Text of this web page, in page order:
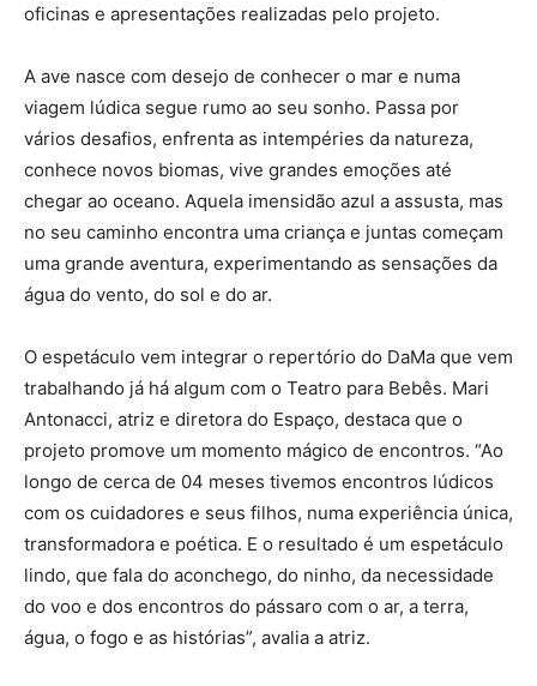
oficinas e apresentações realizadas pelo projeto.
A ave nasce com desejo de conhecer o mar e numa
viagem lúdica segue rumo ao seu sonho. Passa por
vários desafios, enfrenta as intempéries da natureza,
conhece novos biomas, vive grandes emoções até
chegar ao oceano. Aquela imensidão azul a assusta, mas
no seu caminho encontra uma criança e juntas começam
uma grande aventura, experimentando as sensações da
água do vento, do sol e do ar.
O espetáculo vem integrar o repertório do DaMa que vem
trabalhando já há algum com o Teatro para Bebês. Mari
Antonacci, atriz e diretora do Espaço, destaca que o
projeto promove um momento mágico de encontros. “Ao
longo de cerca de 04 meses tivemos encontros lúdicos
com os cuidadores e seus filhos, numa experiência única,
transformadora e poética. E o resultado é um espetáculo
lindo, que fala do aconchego, do ninho, da necessidade
do voo e dos encontros do pássaro com o ar, a terra,
água, o fogo e as histórias”, avalia a atriz.